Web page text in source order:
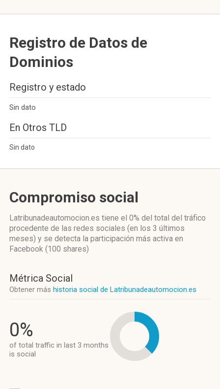
Registro de Datos de
Dominios
Registro y estado
Sin dato
En Otros TLD
Sin dato
Compromiso social
Latribunadeautomocion.es tiene el 0% del total del tráfico
procedente de las redes sociales (en los 3 últimos
meses) y se detecta la participación más activa en
Facebook (100 shares)
Métrica Social
Obtener más historia social de Latribunadeautomocion.es
0%
of total traffic in last 3 months
is social